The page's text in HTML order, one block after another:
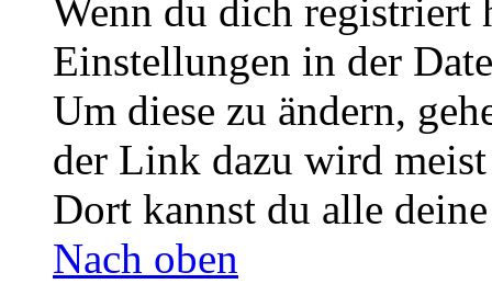
Wenn du dich registriert
Einstellungen in der
Um diese zu ändern,
der Link dazu wird
Dort kannst du alle
Nach oben